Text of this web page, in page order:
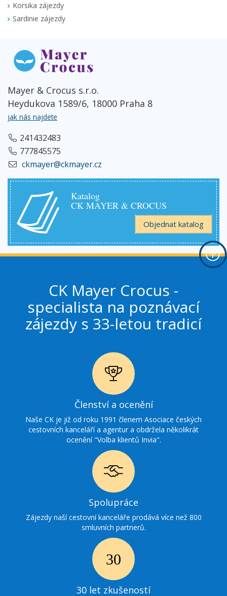
Korsika zájezdy
Sardinie zájezdy
Mayer & Crocus s.r.o.
Heydukova 1589/6, 18000 Praha 8
jak nás najdete
241432483
777845575
ckmayer@ckmayer.cz
Katalog
CK MAYER & CROCUS
Objednat katalog
CK Mayer Crocus -
specialista na poznávací
zájezdy s 33-letou tradicí
Ikonka
ocenění
Členství a ocenění
Naše CK je již od roku 1991 členem Asociace českých
cestovních kanceláří a agentur a obdržela několikrát
ocenění "Volba klientů Invia".
Ikonka
spolupráce
Spolupráce
Zájezdy naší cestovní kanceláře prodává více než 800
smluvních partnerů.
30 Ikonka
30 let zkušeností